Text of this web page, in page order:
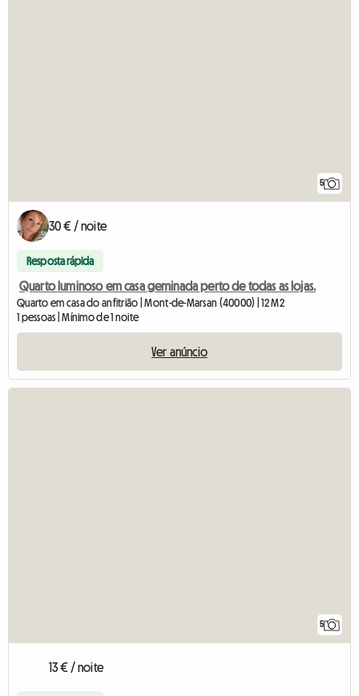
5
30 € / noite
Resposta rápida
Quarto luminoso em casa geminada perto de todas as lojas.
Quarto em casa do anfitrião | Mont-de-Marsan (40000) | 12 M2
1 pessoas | Mínimo de 1 noite
Ver anúncio
5
13 € / noite